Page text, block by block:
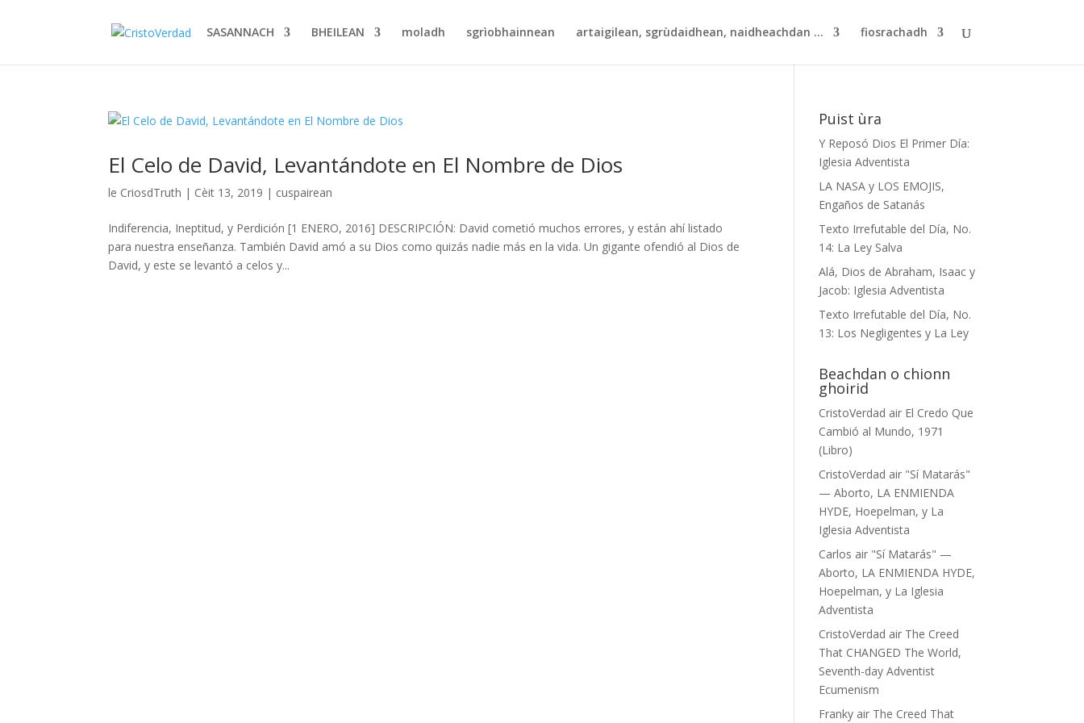
SASANNACH BHEILEAN moladh sgrìobhainnean artaigilean, sgrùdaidhean, naidheachdan ... fiosrachadh
El Celo de David, Levantándote en El Nombre de Dios
le CriosdTruth | Cèit 13, 2019 | cuspairean
Indiferencia, Ineptitud, y Perdición [1 ENERO, 2016] DESCRIPCIÓN: David cometió muchos errores, y están ahí listado
para nuestra enseñanza. También David amó a su Dios como quizás nadie más en la vida. Un gigante ofendió al Dios de
David, y este se levantó a celos y...
Puist ùra
Y Reposó Dios El Primer Día:
Iglesia Adventista
LA NASA y LOS EMOJIS,
Engaños de Satanás
Texto Irrefutable del Día, No.
14: La Ley Salva
Alá, Dios de Abraham, Isaac y
Jacob: Iglesia Adventista
Texto Irrefutable del Día, No.
13: Los Negligentes y La Ley
Beachdan o chionn
ghoirid
CristoVerdad air El Credo Que
Cambió al Mundo, 1971
(Libro)
CristoVerdad air "Sí Matarás"
— Aborto, LA ENMIENDA
HYDE, Hoepelman, y La
Iglesia Adventista
Carlos air "Sí Matarás" —
Aborto, LA ENMIENDA HYDE,
Hoepelman, y La Iglesia
Adventista
CristoVerdad air The Creed
That CHANGED The World,
Seventh-day Adventist
Ecumenism
Franky air The Creed That